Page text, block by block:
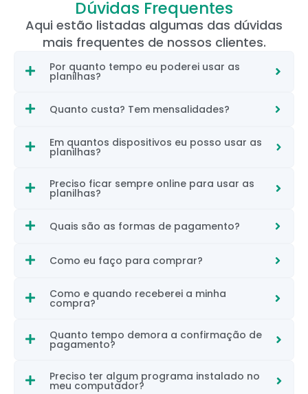
Dúvidas Frequentes
Aqui estão listadas algumas das dúvidas
mais frequentes de nossos clientes.
Por quanto tempo eu poderei usar as
planilhas?
Quanto custa? Tem mensalidades?
Em quantos dispositivos eu posso usar as
planilhas?
Preciso ficar sempre online para usar as
planilhas?
Quais são as formas de pagamento?
Como eu faço para comprar?
Como e quando receberei a minha
compra?
Quanto tempo demora a confirmação de
pagamento?
Preciso ter algum programa instalado no
meu computador?